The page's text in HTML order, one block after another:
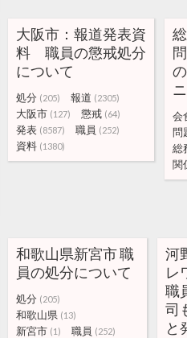
大阪市：報道発表資
料 職員の懲戒処分
について
処分 (205) 報道 (2305)
大阪市 (127) 懲戒 (64)
発表 (8587) 職員 (252)
資料 (1380)
会
問
総
関
和歌山県新宮市 職
員の処分について
処分 (205)
和歌山県 (13)
新宮市 (1) 職員 (252)
河
レ
職
司
と